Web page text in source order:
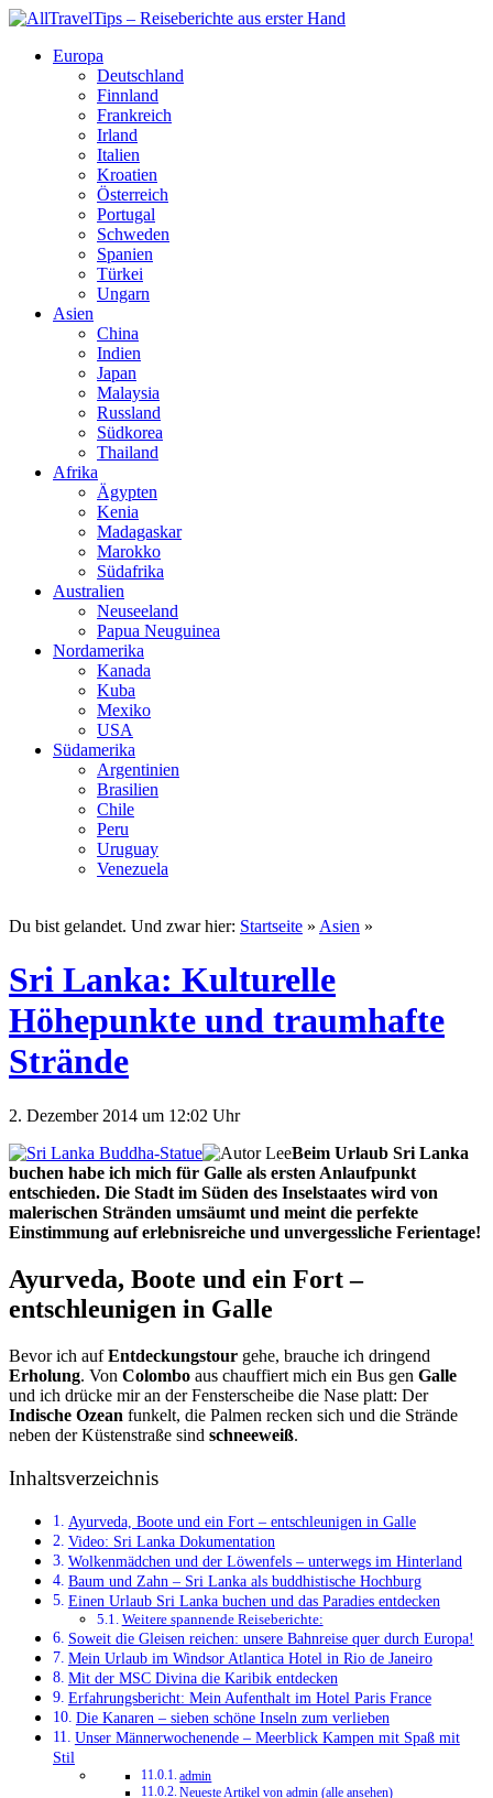
Europa
Deutschland
Finnland
Frankreich
Irland
Italien
Kroatien
Österreich
Portugal
Schweden
Spanien
Türkei
Ungarn
Asien
China
Indien
Japan
Malaysia
Russland
Südkorea
Thailand
Afrika
Ägypten
Kenia
Madagaskar
Marokko
Südafrika
Australien
Neuseeland
Papua Neuguinea
Nordamerika
Kanada
Kuba
Mexiko
USA
Südamerika
Argentinien
Brasilien
Chile
Peru
Uruguay
Venezuela
Du bist gelandet. Und zwar hier: Startseite » Asien »
Sri Lanka: Kulturelle
Höhepunkte und traumhafte
Strände
2. Dezember 2014 um 12:02 Uhr
Beim Urlaub Sri Lanka
buchen habe ich mich für Galle als ersten Anlaufpunkt
entschieden. Die Stadt im Süden des Inselstaates wird von
malerischen Stränden umsäumt und meint die perfekte
Einstimmung auf erlebnisreiche und unvergessliche Ferientage!
Ayurveda, Boote und ein Fort –
entschleunigen in Galle
Bevor ich aufEntdeckungstour gehe, brauche ich dringend
Erholung. Von Colombo aus chauffiert mich ein Bus gen Galle
und ich drücke mir an der Fensterscheibe die Nase platt: Der
Indische Ozean funkelt, die Palmen recken sich und die Strände
neben der Küstenstraße sind schneeweiß.
Inhaltsverzeichnis
Ayurveda, Boote und ein Fort – entschleunigen in Galle
Video: Sri Lanka Dokumentation
Wolkenmädchen und der Löwenfels – unterwegs im Hinterland
Baum und Zahn – Sri Lanka als buddhistische Hochburg
Einen Urlaub Sri Lanka buchen und das Paradies entdecken
Weitere spannende Reiseberichte:
Soweit die Gleisen reichen: unsere Bahnreise quer durch Europa!
Mein Urlaub im Windsor Atlantica Hotel in Rio de Janeiro
Mit der MSC Divina die Karibik entdecken
Erfahrungsbericht: Mein Aufenthalt im Hotel Paris France
Die Kanaren – sieben schöne Inseln zum verlieben
Unser Männerwochenende – Meerblick Kampen mit Spaß mit
Stil
admin
Neueste Artikel von admin (alle ansehen)